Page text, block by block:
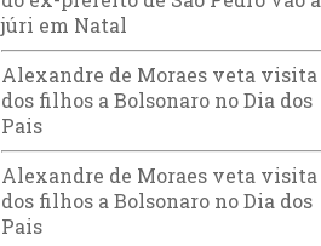
júri em Natal
Alexandre de Moraes veta visita
dos filhos a Bolsonaro no Dia dos
Pais
Alexandre de Moraes veta visita
dos filhos a Bolsonaro no Dia dos
Pais